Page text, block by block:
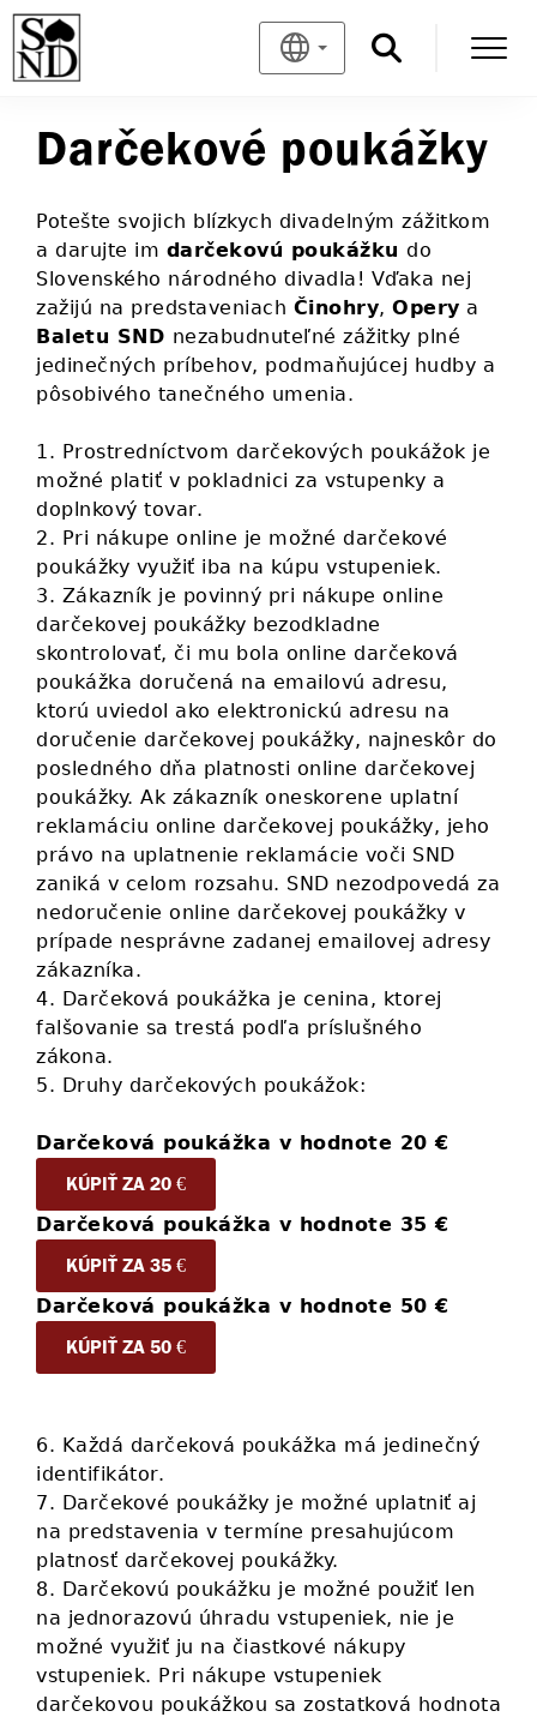
Darčekové poukážky
Potešte svojich blízkych divadelným zážitkom
a darujte im darčekovú poukážku do
Slovenského národného divadla! Vďaka nej
zažijú na predstaveniach Činohry, Opery a
Baletu SND nezabudnuteľné zážitky plné
jedinečných príbehov, podmaňujúcej hudby a
pôsobivého tanečného umenia.
1. Prostredníctvom darčekových poukážok je
možné platiť v pokladnici za vstupenky a
doplnkový tovar.
2. Pri nákupe online je možné darčekové
poukážky využiť iba na kúpu vstupeniek.
3. Zákazník je povinný pri nákupe online
darčekovej poukážky bezodkladne
skontrolovať, či mu bola online darčeková
poukážka doručená na emailovú adresu,
ktorú uviedol ako elektronickú adresu na
doručenie darčekovej poukážky, najneskôr do
posledného dňa platnosti online darčekovej
poukážky. Ak zákazník oneskorene uplatní
reklamáciu online darčekovej poukážky, jeho
právo na uplatnenie reklamácie voči SND
zaniká v celom rozsahu. SND nezodpovedá za
nedoručenie online darčekovej poukážky v
prípade nesprávne zadanej emailovej adresy
zákazníka.
4. Darčeková poukážka je cenina, ktorej
falšovanie sa trestá podľa príslušného
zákona.
5. Druhy darčekových poukážok:
Darčeková poukážka v hodnote 20 €
KÚPIŤ ZA 20 €
Darčeková poukážka v hodnote 35 €
KÚPIŤ ZA 35 €
Darčeková poukážka v hodnote 50 €
KÚPIŤ ZA 50 €
6. Každá darčeková poukážka má jedinečný
identifikátor.
7. Darčekové poukážky je možné uplatniť aj
na predstavenia v termíne presahujúcom
platnosť darčekovej poukážky.
8. Darčekovú poukážku je možné použiť len
na jednorazovú úhradu vstupeniek, nie je
možné využiť ju na čiastkové nákupy
vstupeniek. Pri nákupe vstupeniek
darčekovou poukážkou sa zostatková hodnota